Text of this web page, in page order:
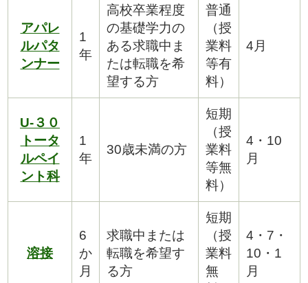
アパレ
ルパタ
ンナー
1
年
高校卒業程度
の基礎学力の
ある求職中ま
たは転職を希
望する方
普通
（授
業料
等有
料）
4月
U‐３０
トータ
ルペイ
ント科
1
年
30歳未満の方
短期
（授
業料
等無
料）
4・10
月
溶接
6
か
月
求職中または
転職を希望す
る方
短期
（授
業料
無
4・7・
10・1
月